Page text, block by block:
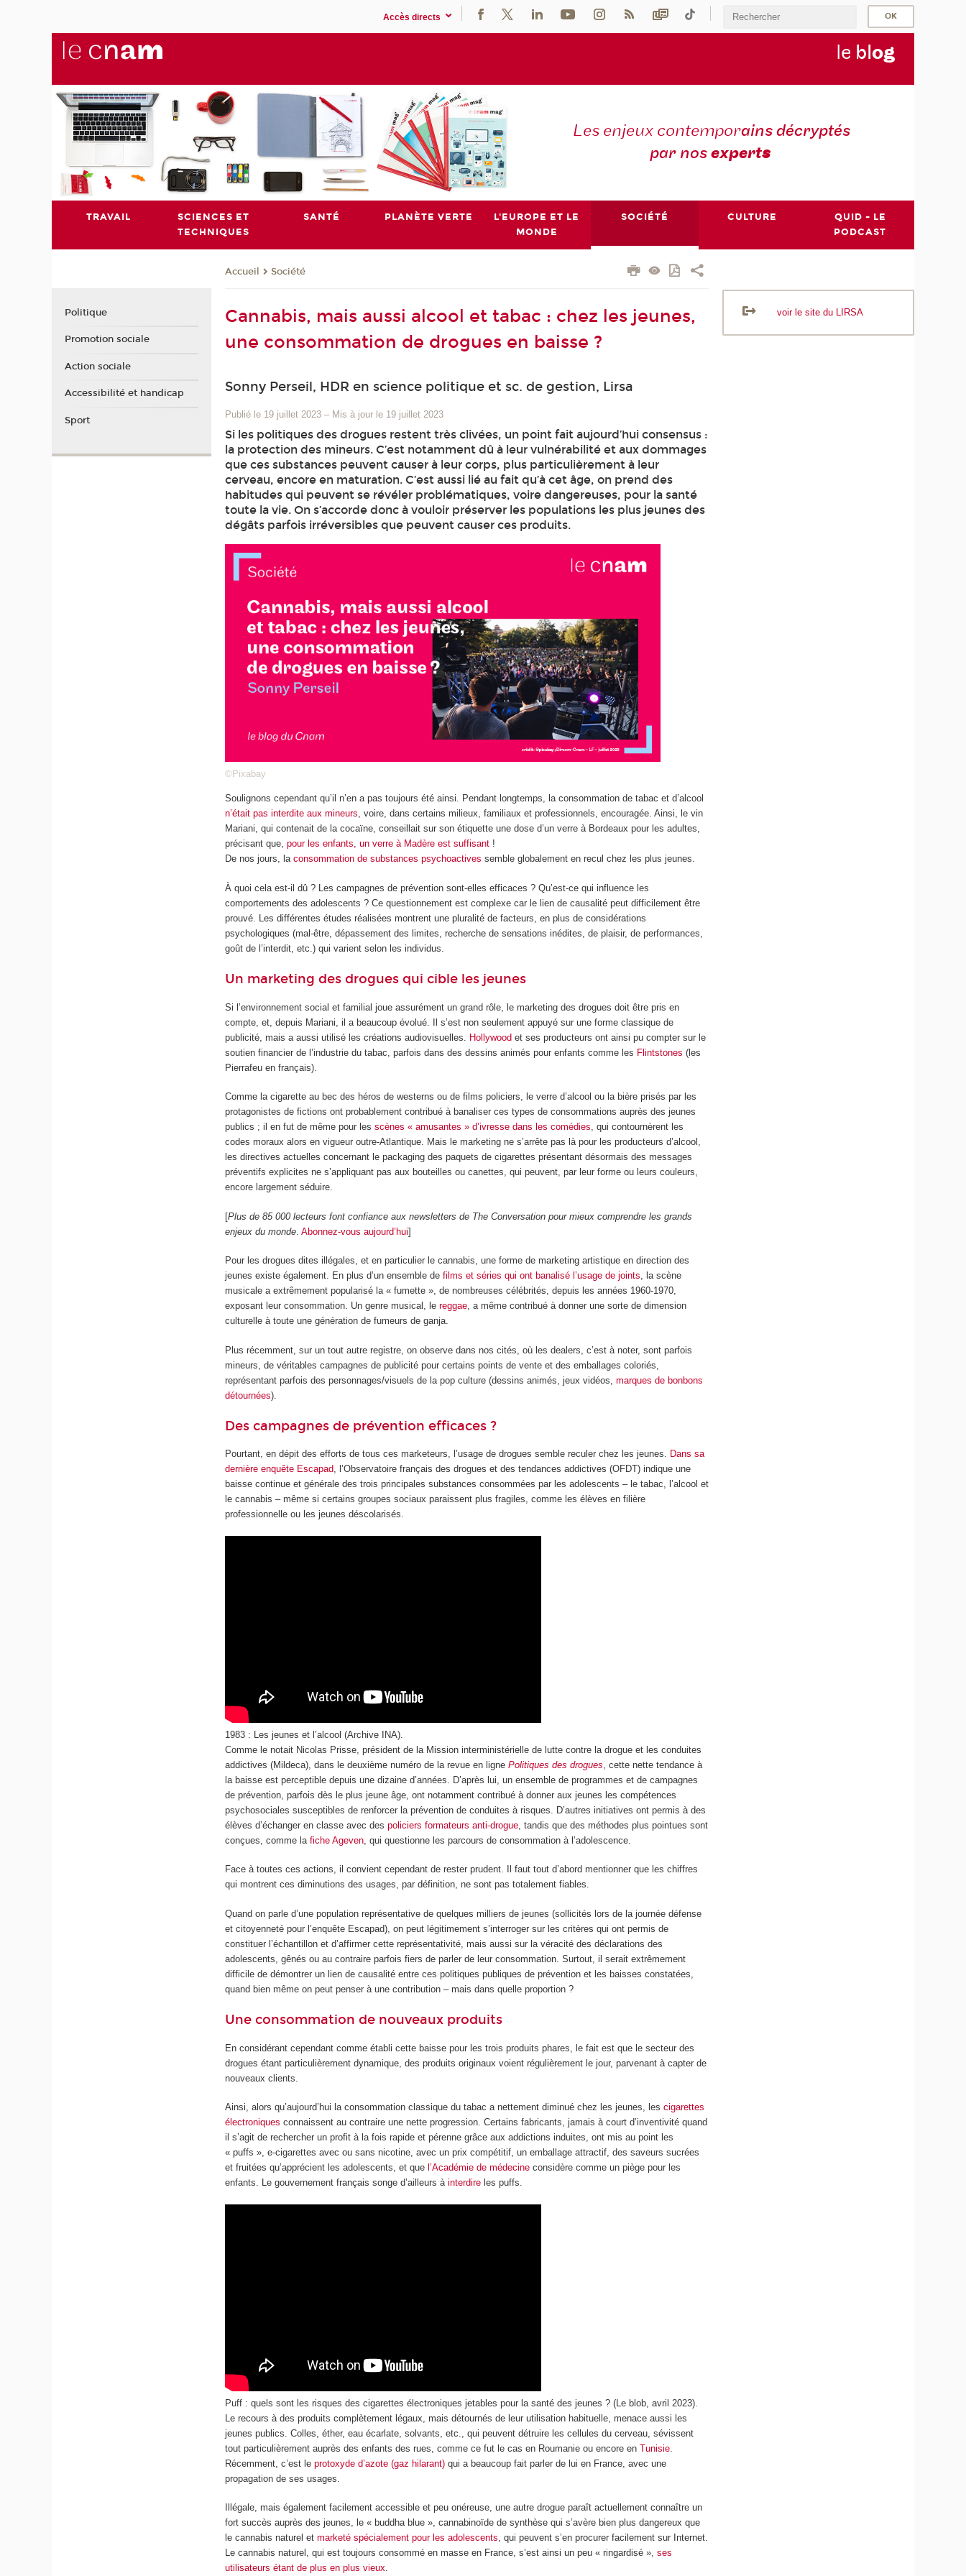
Accès directs
le blog
Les enjeux contemporains décryptés
par nosexperts
TRAVAIL
SCIENCES ET
TECHNIQUES
SANTÉ PLANÈTE VERTE
L'EUROPE ET LE
MONDE
SOCIÉTÉ CULTURE
QUID - LE
PODCAST
Accueil Société
Cannabis, mais aussi alcool et tabac : chez les jeunes,
une consommation de drogues en baisse ?
Sonny Perseil, HDR en science politique et sc. de gestion, Lirsa
Publié le 19 juillet 2023 – Mis à jour le 19 juillet 2023
Si les politiques des drogues restent très clivées, un point fait aujourd’hui consensus :
la protection des mineurs. C’est notamment dû à leur vulnérabilité et aux dommages
que ces substances peuvent causer à leur corps, plus particulièrement à leur
cerveau, encore en maturation. C’est aussi lié au fait qu’à cet âge, on prend des
habitudes qui peuvent se révéler problématiques, voire dangereuses, pour la santé
toute la vie. On s’accorde donc à vouloir préserver les populations les plus jeunes des
dégâts parfois irréversibles que peuvent causer ces produits.
©Pixabay
Soulignons cependant qu’il n’en a pas toujours été ainsi. Pendant longtemps, la consommation de tabac et d’alcool
n’était pas interdite aux mineurs, voire, dans certains milieux, familiaux et professionnels, encouragée. Ainsi, le vin
Mariani, qui contenait de la cocaïne, conseillait sur son étiquette une dose d’un verre à Bordeaux pour les adultes,
précisant que,pour les enfants, un verre à Madère est suffisant !
De nos jours, laconsommation de substances psychoactives semble globalement en recul chez les plus jeunes.
À quoi cela est-il dû ? Les campagnes de prévention sont-elles efficaces ? Qu’est-ce qui influence les
comportements des adolescents ? Ce questionnement est complexe car le lien de causalité peut difficilement être
prouvé. Les différentes études réalisées montrent une pluralité de facteurs, en plus de considérations
psychologiques (mal-être, dépassement des limites, recherche de sensations inédites, de plaisir, de performances,
goût de l’interdit, etc.) qui varient selon les individus.
Un marketing des drogues qui cible les jeunes
Si l’environnement social et familial joue assurément un grand rôle, le marketing des drogues doit être pris en
compte, et, depuis Mariani, il a beaucoup évolué. Il s’est non seulement appuyé sur une forme classique de
publicité, mais a aussi utilisé les créations audiovisuelles. Hollywood et ses producteurs ont ainsi pu compter sur le
soutien financier de l’industrie du tabac, parfois dans des dessins animés pour enfants comme les Flintstones (les
Pierrafeu en français).
Comme la cigarette au bec des héros de westerns ou de films policiers, le verre d’alcool ou la bière prisés par les
protagonistes de fictions ont probablement contribué à banaliser ces types de consommations auprès des jeunes
publics ; il en fut de même pour lesscènes « amusantes » d’ivresse dans les comédies, qui contournèrent les
codes moraux alors en vigueur outre-Atlantique. Mais le marketing ne s’arrête pas là pour les producteurs d’alcool,
les directives actuelles concernant le packaging des paquets de cigarettes présentant désormais des messages
préventifs explicites ne s’appliquant pas aux bouteilles ou canettes, qui peuvent, par leur forme ou leurs couleurs,
encore largement séduire.
[Plus de 85 000 lecteurs font confiance aux newsletters de The Conversation pour mieux comprendre les grands
enjeux du monde .Abonnez-vous aujourd’hui]
Pour les drogues dites illégales, et en particulier le cannabis, une forme de marketing artistique en direction des
jeunes existe également. En plus d’un ensemble defilms et séries qui ont banalisé l’usage de joints, la scène
musicale a extrêmement popularisé la « fumette », de nombreuses célébrités, depuis les années 1960-1970,
exposant leur consommation. Un genre musical, lereggae, a même contribué à donner une sorte de dimension
culturelle à toute une génération de fumeurs de ganja.
Plus récemment, sur un tout autre registre, on observe dans nos cités, où les dealers, c’est à noter, sont parfois
mineurs, de véritables campagnes de publicité pour certains points de vente et des emballages coloriés,
représentant parfois des personnages/visuels de la pop culture (dessins animés, jeux vidéos,marques de bonbons
détournées).
Des campagnes de prévention efficaces ?
Pourtant, en dépit des efforts de tous ces marketeurs, l’usage de drogues semble reculer chez les jeunes. Dans sa
dernière enquête Escapad, l’Observatoire français des drogues et des tendances addictives (OFDT) indique une
baisse continue et générale des trois principales substances consommées par les adolescents – le tabac, l’alcool et
le cannabis – même si certains groupes sociaux paraissent plus fragiles, comme les élèves en filière
professionnelle ou les jeunes déscolarisés.
1983 : Les jeunes et l’alcool (Archive INA).
Comme le notait Nicolas Prisse, président de la Mission interministérielle de lutte contre la drogue et les conduites
addictives (Mildeca), dans le deuxième numéro de la revue en lignePolitiques des drogues , cette nette tendance à
la baisse est perceptible depuis une dizaine d’années. D’après lui, un ensemble de programmes et de campagnes
de prévention, parfois dès le plus jeune âge, ont notamment contribué à donner aux jeunes les compétences
psychosociales susceptibles de renforcer la prévention de conduites à risques. D’autres initiatives ont permis à des
élèves d’échanger en classe avec despoliciers formateurs anti-drogue , tandis que des méthodes plus pointues sont
conçues, comme lafiche Ageven , qui questionne les parcours de consommation à l’adolescence.
Face à toutes ces actions, il convient cependant de rester prudent. Il faut tout d’abord mentionner que les chiffres
qui montrent ces diminutions des usages, par définition, ne sont pas totalement fiables.
Quand on parle d’une population représentative de quelques milliers de jeunes (sollicités lors de la journée défense
et citoyenneté pour l’enquête Escapad), on peut légitimement s’interroger sur les critères qui ont permis de
constituer l’échantillon et d’affirmer cette représentativité, mais aussi sur la véracité des déclarations des
adolescents, gênés ou au contraire parfois fiers de parler de leur consommation. Surtout, il serait extrêmement
difficile de démontrer un lien de causalité entre ces politiques publiques de prévention et les baisses constatées,
quand bien même on peut penser à une contribution – mais dans quelle proportion ?
Une consommation de nouveaux produits
En considérant cependant comme établi cette baisse pour les trois produits phares, le fait est que le secteur des
drogues étant particulièrement dynamique, des produits originaux voient régulièrement le jour, parvenant à capter de
nouveaux clients.
Ainsi, alors qu’aujourd’hui la consommation classique du tabac a nettement diminué chez les jeunes, lescigarettes
électroniques connaissent au contraire une nette progression. Certains fabricants, jamais à court d’inventivité quand
il s’agit de rechercher un profit à la fois rapide et pérenne grâce aux addictions induites, ont mis au point les
« puffs », e-cigarettes avec ou sans nicotine, avec un prix compétitif, un emballage attractif, des saveurs sucrées
et fruitées qu’apprécient les adolescents, et que l’Académie de médecine considère comme un piège pour les
enfants. Le gouvernement français songe d’ailleurs àinterdire les puffs.
Puff : quels sont les risques des cigarettes électroniques jetables pour la santé des jeunes ? (Le blob, avril 2023).
Le recours à des produits complètement légaux, mais détournés de leur utilisation habituelle, menace aussi les
jeunes publics. Colles, éther, eau écarlate, solvants, etc., qui peuvent détruire les cellules du cerveau, sévissent
tout particulièrement auprès des enfants des rues, comme ce fut le cas en Roumanie ou encore enTunisie
Récemment, c’est leprotoxyde d’azote (gaz hilarant) qui a beaucoup fait parler de lui en France, avec une
propagation de ses usages.
Illégale, mais également facilement accessible et peu onéreuse, une autre drogue paraît actuellement connaître un
fort succès auprès des jeunes, le « buddha blue », cannabinoïde de synthèse qui s’avère bien plus dangereux que
le cannabis naturel etmarketé spécialement pour les adolescents, qui peuvent s’en procurer facilement sur Internet.
Le cannabis naturel, qui est toujours consommé en masse en France, s’est ainsi un peu « ringardisé »,ses
utilisateurs étant de plus en plus vieux.
voir le site du LIRSA
Politique
Promotion sociale
Action sociale
Accessibilité et handicap
Sport